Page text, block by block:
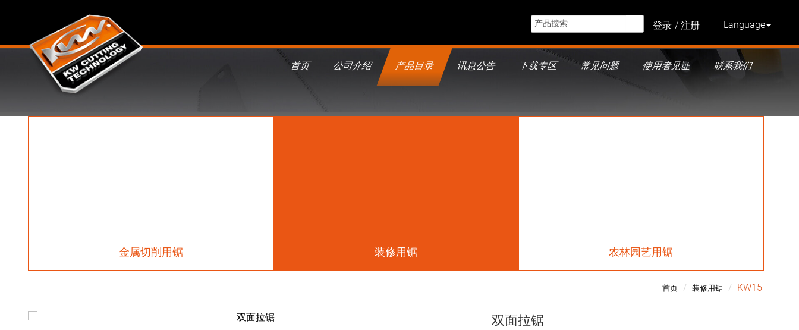
Language
登录 注册
首页 公司介绍 产品目录 讯息公告 下载专区 常见问题 使用者见证 联系我们
金属切削用锯 装修用锯 农林园艺用锯
首页 装修用锯 KW15
双面拉锯